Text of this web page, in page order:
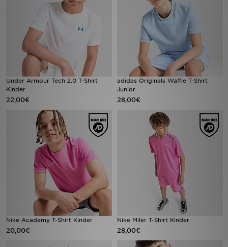
Under Armour Tech 2.0 T-Shirt
Kinder
22,00€
adidas Originals Waffle T-Shirt
Junior
28,00€
Nike Academy T-Shirt Kinder
20,00€
Nike Miler T-Shirt Kinder
28,00€